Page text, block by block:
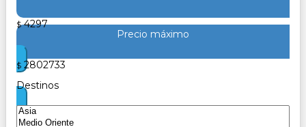
$ 4297
Precio máximo
$ 2802733
Destinos